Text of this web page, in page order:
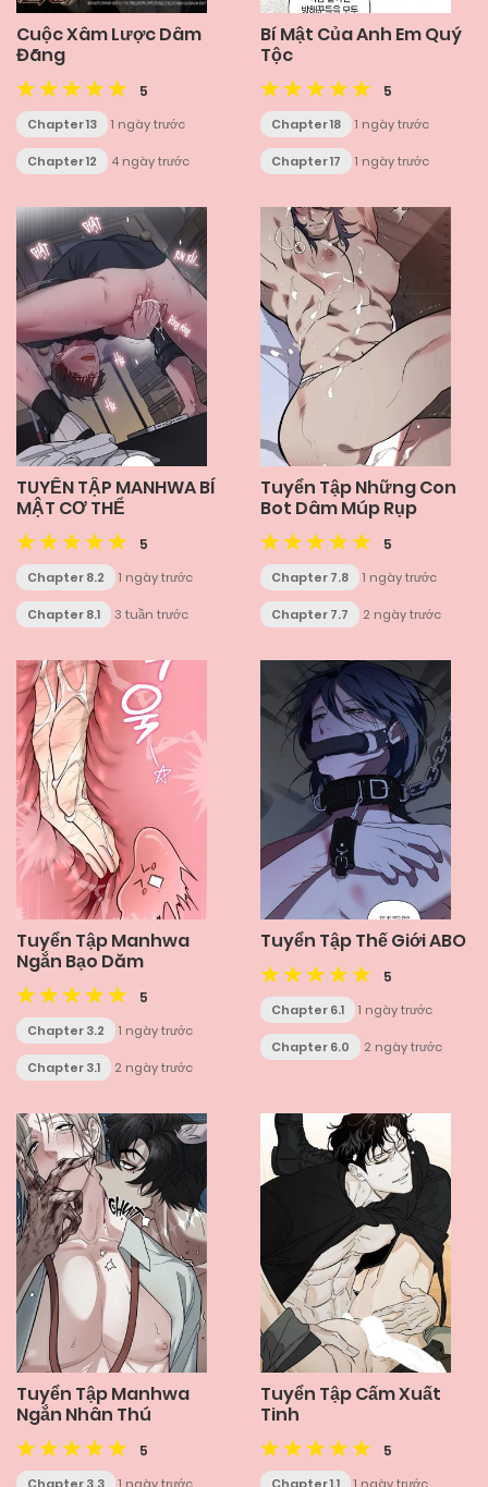
Cuộc Xâm Lược Dâm
Đãng
5
Chapter 13 1 ngày trước
Chapter 12 4 ngày trước
Bí Mật Của Anh Em Quý
Tộc
5
Chapter 18 1 ngày trước
Chapter 17 1 ngày trước
TUYỂN TẬP MANHWA BÍ
MẬT CƠ THỂ
5
Chapter 8.2 1 ngày trước
Chapter 8.1 3 tuần trước
Tuyển Tập Những Con
Bot Dâm Múp Rụp
5
Chapter 7.8 1 ngày trước
Chapter 7.7 2 ngày trước
Tuyển Tập Manhwa
Ngắn Bạo Dăm
5
Chapter 3.2 1 ngày trước
Chapter 3.1 2 ngày trước
Tuyển Tập Thế Giới ABO
5
Chapter 6.1 1 ngày trước
Chapter 6.0 2 ngày trước
Tuyển Tập Manhwa
Ngắn Nhân Thú
5
Tuyển Tập Cấm Xuất
Tinh
5